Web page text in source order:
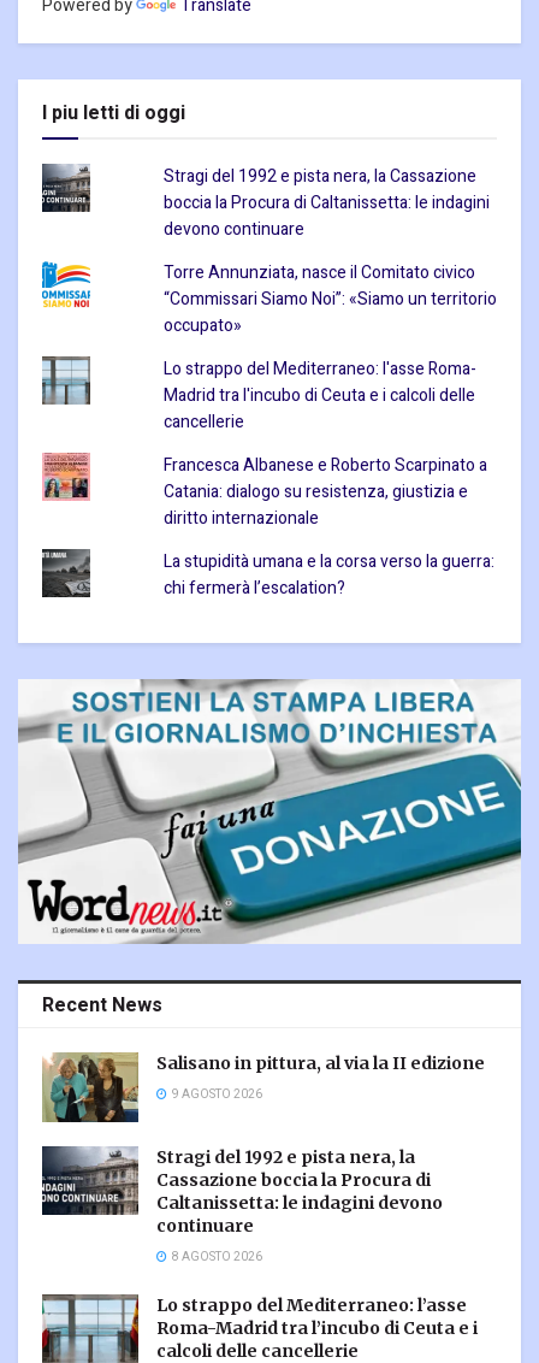
Powered by Translate
I piu letti di oggi
Stragi del 1992 e pista nera, la Cassazione
boccia la Procura di Caltanissetta: le indagini
devono continuare
Torre Annunziata, nasce il Comitato civico
“Commissari Siamo Noi”: «Siamo un territorio
occupato»
Lo strappo del Mediterraneo: l'asse Roma-
Madrid tra l'incubo di Ceuta e i calcoli delle
cancellerie
Francesca Albanese e Roberto Scarpinato a
Catania: dialogo su resistenza, giustizia e
diritto internazionale
La stupidità umana e la corsa verso la guerra:
chi fermerà l’escalation?
Recent News
Salisano in pittura, al via la II edizione
9 AGOSTO 2026
Stragi del 1992 e pista nera, la
Cassazione boccia la Procura di
Caltanissetta: le indagini devono
continuare
8 AGOSTO 2026
Lo strappo del Mediterraneo: l’asse
Roma-Madrid tra l’incubo di Ceuta e i
calcoli delle cancellerie